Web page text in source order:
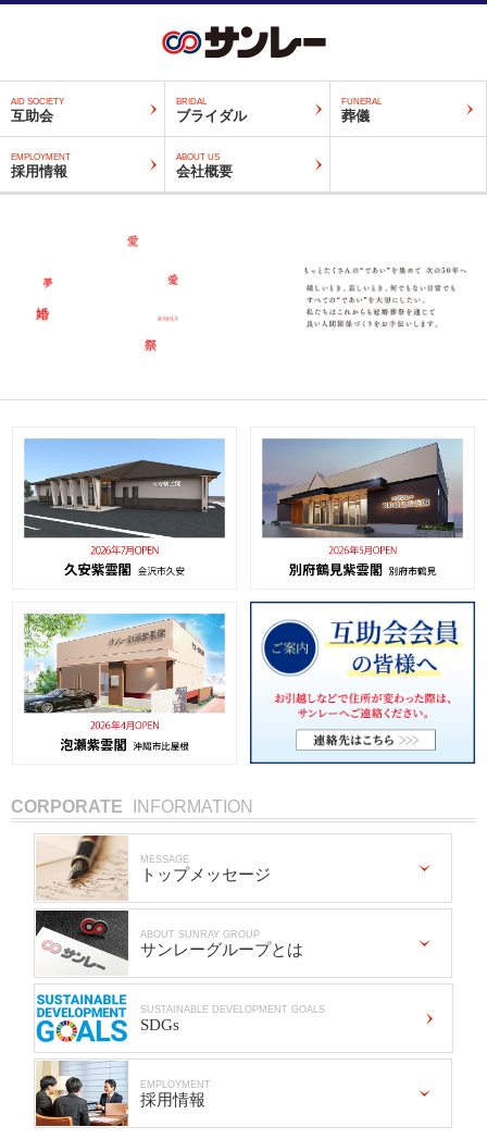
AID SOCIETY
互助会
BRIDAL
ブライダル
FUNERAL
葬儀
EMPLOYMENT
採用情報
ABOUT US
会社概要
CORPORATE INFORMATION
MESSAGE
トップメッセージ
ABOUT SUNRAY GROUP
サンレーグループとは
SUSTAINABLE DEVELOPMENT GOALS
SDGs
EMPLOYMENT
採用情報